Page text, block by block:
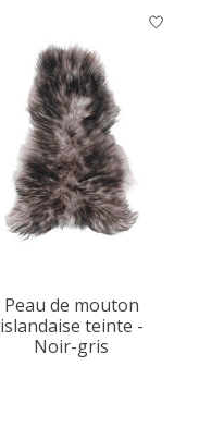
Peau de mouton
islandaise teinte -
Noir-gris